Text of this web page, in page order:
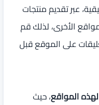
عبر تقديم منتجات
الأخرى، لذلك قم
على الموقع قبل
لهذه المواقع، حيث